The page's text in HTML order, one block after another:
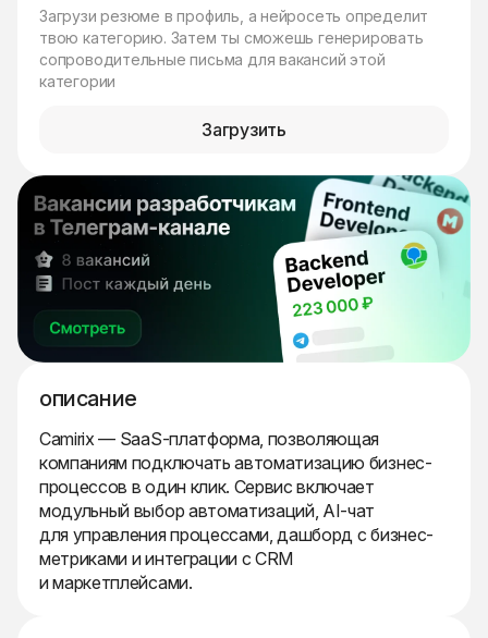
Загрузи резюме в профиль, а нейросеть определит
твою категорию. Затем ты сможешь генерировать
сопроводительные письма для вакансий этой
категории
Загрузить
описание
Camirix — SaaS-платформа, позволяющая
компаниям подключать автоматизацию бизнес-
процессов в один клик. Сервис включает
модульный выбор автоматизаций, AI-чат
для управления процессами, дашборд с бизнес-
метриками и интеграции с CRM
и маркетплейсами.